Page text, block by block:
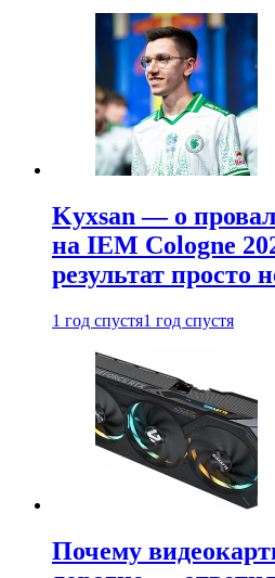
Kyxsan — о
на IEM Cologne
результат просто
1 год спустя1 год спустя
Почему